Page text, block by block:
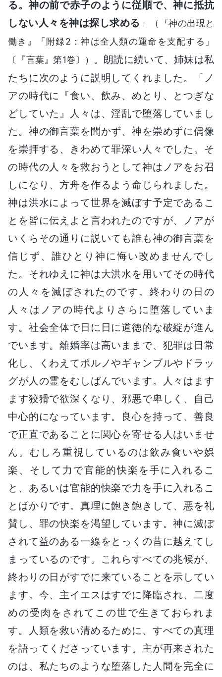
る。神の前で赤子のように従順で、神に抵抗
しない人々を神は探し求める 」
（『神の出現と
働き』「附録2：神は全人類の運命を支配する」
〔『言葉』第1巻〕）
。朗読に続いて、姉妹は私
たちに次のように説明してくれました。「ノ
アの時代に『食い、飲み、めとり、とつぎな
どしていた』人々は、淫乱で堕落していまし
た。神の御言葉を聞かず、神を崇めずに偶像
を崇拝する、きわめて罪深い人々でした。そ
の時代の人々を救おうとして神はノアをお召
しになり、方舟を作るよう命じられました。
神は洪水によって世界を滅ぼす予定であるこ
とを皆に伝えよと言われたのですが、ノアが
いくらその通りに説いても誰も神の御言葉を
信じず、誰ひとり神に悔い改めませんでし
た。それゆえに神は大洪水を用いてその時代
の人々を滅ぼされたのです。終わりの日の
人々はノアの時代よりさらに堕落していま
す。社会全体で日に日に道徳的な破綻が進ん
でいます。離婚率は高いままで、犯罪は日常
化し、くわえてポルノやギャンブルやドラッ
グが人の霊をむしばんでいます。人々はます
ます狡猾で欲深くなり、邪悪で卑しく、自己
中心的になっています。良心を持って、善良
で正直であることに関心を寄せる人はいませ
ん。むしろ重視しているのは飲み食いや娯
楽、そして力で官能的快楽を手に入れるこ
と、あるいは官能的快楽で力を手に入れるこ
とばかりです。真理に飽き飽きして、悪を礼
賛し、罪の快楽を渇望しています。神に滅ぼ
されて益のある一線をとっくの昔に越えてし
まっているのです。これらすべての兆候が、
終わりの日がすでに来ていることを示してい
ます。今、主イエスはすでに降臨され、二度
めの受肉をされてこの世で生きておられま
す。人類を救い清めるために、すべての真理
を語ってくださっています。主が再来された
のは、私たちのような堕落した人間を完全に